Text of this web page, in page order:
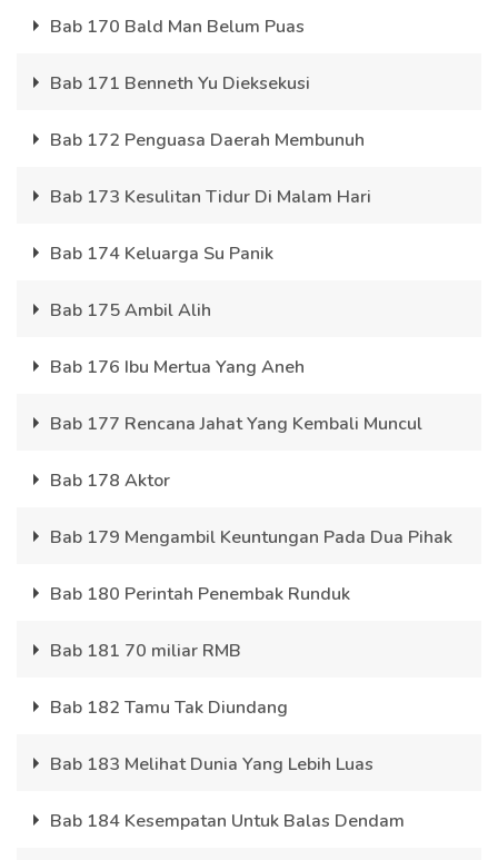
Bab 170 Bald Man Belum Puas
Bab 171 Benneth Yu Dieksekusi
Bab 172 Penguasa Daerah Membunuh
Bab 173 Kesulitan Tidur Di Malam Hari
Bab 174 Keluarga Su Panik
Bab 175 Ambil Alih
Bab 176 Ibu Mertua Yang Aneh
Bab 177 Rencana Jahat Yang Kembali Muncul
Bab 178 Aktor
Bab 179 Mengambil Keuntungan Pada Dua Pihak
Bab 180 Perintah Penembak Runduk
Bab 181 70 miliar RMB
Bab 182 Tamu Tak Diundang
Bab 183 Melihat Dunia Yang Lebih Luas
Bab 184 Kesempatan Untuk Balas Dendam